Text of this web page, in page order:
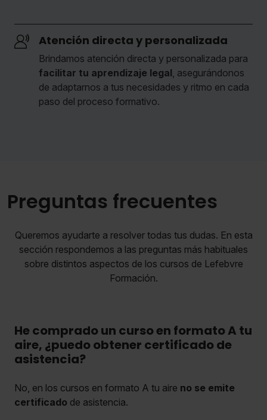
Atención directa y personalizada
Brindamos atención directa y personalizada para
facilitar tu aprendizaje legal, asegurándonos
de adaptarnos a tus necesidades y ritmo en cada
paso del proceso formativo.
Preguntas frecuentes
Queremos ayudarte a resolver todas tus dudas. En esta
sección respondemos a las preguntas más habituales
sobre distintos aspectos de los cursos de Lefebvre
Formación.
He comprado un curso en formato A tu
aire, ¿puedo obtener certificado de
asistencia?
No, en los cursos en formato A tu aire no se emite
certificado de asistencia.